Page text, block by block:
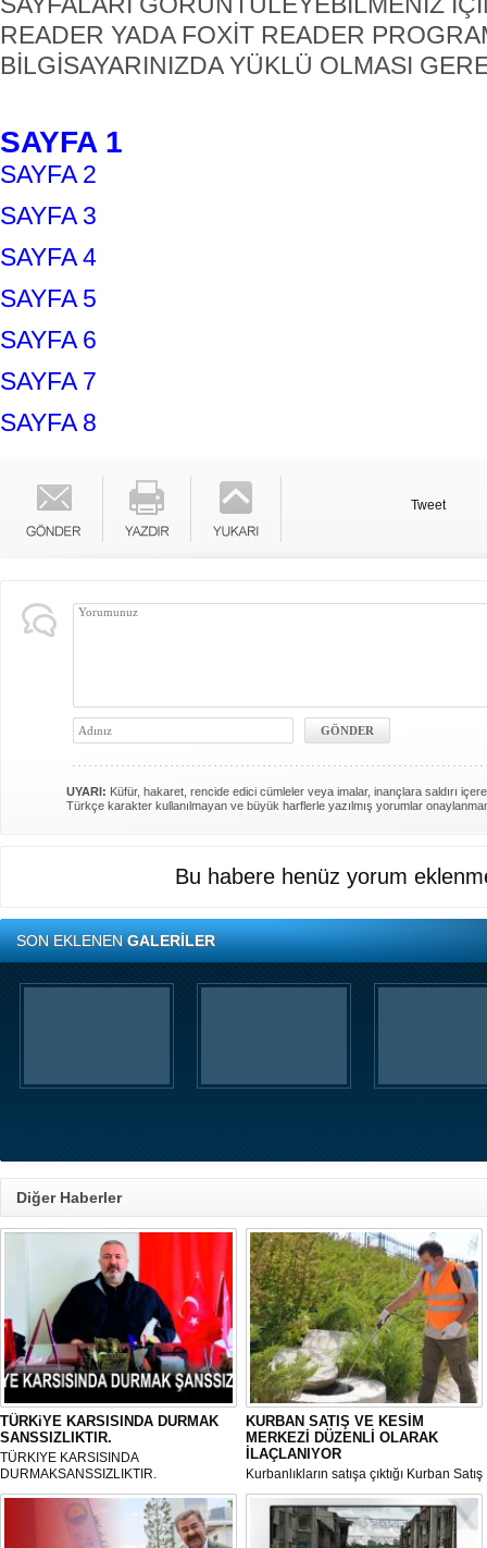
READER YADA FOXİT READER
BİLGİSAYARINIZDA YÜKLÜ OLMASI
SAYFA 1
SAYFA 2
SAYFA 3
SAYFA 4
SAYFA 5
SAYFA 6
SAYFA 7
SAYFA 8
Tweet
UYARI: Küfür, hakaret, rencide edici cümleler veya imalar, inançlara saldırı
Türkçe karakter kullanılmayan ve büyük harflerle yazılmış yorumlar
Bu habere henüz yorum
SON EKLENENGALERİLER
Diğer Haberler
TÜRKiYE KARSISINDA DURMAK
SANSSIZLIKTIR.
TÜRKIYE KARSISINDA
DURMAKSANSSIZLIKTIR.
KURBAN SATIŞ VE KESİM
MERKEZİ DÜZENLİ OLARAK
İLAÇLANIYOR
Kurbanlıkların satışa çıktığı Kurban Satış
ve Kesim Merkezi, haşere ve
mikropların önüne geçilmesi amacıyla
her gün Gölbaşı Belediyesi ekipleri
tarafından düzenli olarak ilaçlanıyor.